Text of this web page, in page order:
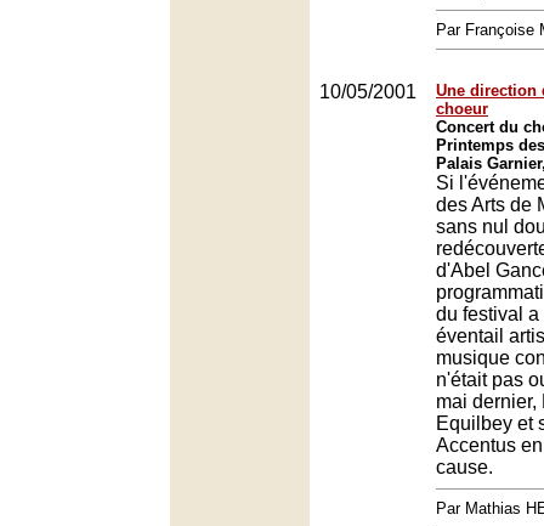
Par Françoise
10/05/2001
Une direction
choeur
Concert du
Printemps
Palais
Si
des Arts de
sans nul
d'Abel
du festival a
éventail
musique
n'était pas
mai dernier,
Equilbey et
Accentus
cause.
Par Mathias